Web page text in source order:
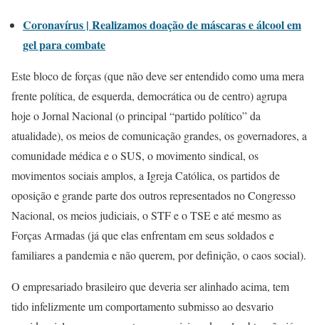
Coronavírus | Realizamos doação de máscaras e álcool em
gel para combate
Este bloco de forças (que não deve ser entendido como uma mera
frente política, de esquerda, democrática ou de centro) agrupa
hoje o Jornal Nacional (o principal “partido político” da
atualidade), os meios de comunicação grandes, os governadores, a
comunidade médica e o SUS, o movimento sindical, os
movimentos sociais amplos, a Igreja Católica, os partidos de
oposição e grande parte dos outros representados no Congresso
Nacional, os meios judiciais, o STF e o TSE e até mesmo as
Forças Armadas (já que elas enfrentam em seus soldados e
familiares a pandemia e não querem, por definição, o caos social).
O empresariado brasileiro que deveria ser alinhado acima, tem
tido infelizmente um comportamento submisso ao desvario